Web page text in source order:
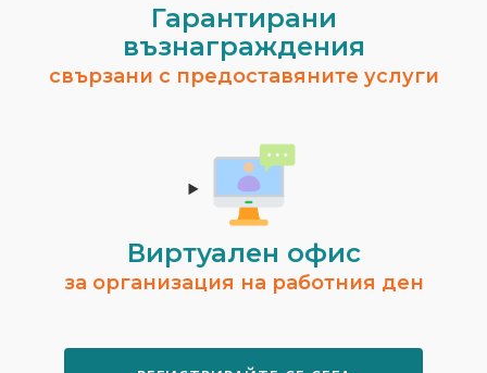
Гарантирани
възнаграждения
свързани с предоставяните услуги
Виртуален офис
за организация на работния ден